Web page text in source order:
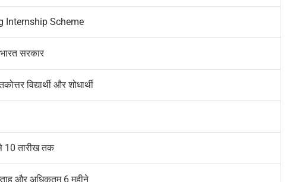
Internship Scheme
सरकार
विद्यार्थी और शोधार्थी
10 तारीख तक
और अधिकतम 6 महीने